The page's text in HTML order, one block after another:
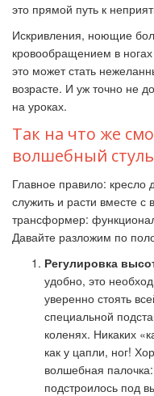
это прямой путь к
Искривления, ноющие
кровообращением в
это может стать
возрасте. И уж точно не
на уроках.
Так на что же
волшебный
Главное правило:
служить и расти вместе
трансформер:
Давайте разложим по
Регулировка
удобно, это
уверенно стоять
специальной
коленях. Никаких
как у цапли, ног!
волшебная
подстроилось под